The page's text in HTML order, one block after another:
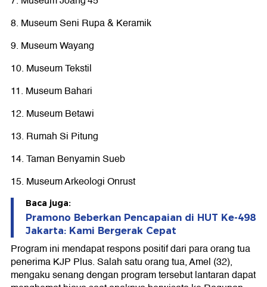
8. Museum Seni Rupa & Keramik
9. Museum Wayang
10. Museum Tekstil
11. Museum Bahari
12. Museum Betawi
13. Rumah Si Pitung
14. Taman Benyamin Sueb
15. Museum Arkeologi Onrust
Baca juga:
Pramono Beberkan Pencapaian di HUT Ke-498
Jakarta: Kami Bergerak Cepat
Program ini mendapat respons positif dari para orang tua
penerima KJP Plus. Salah satu orang tua, Amel (32),
mengaku senang dengan program tersebut lantaran dapat